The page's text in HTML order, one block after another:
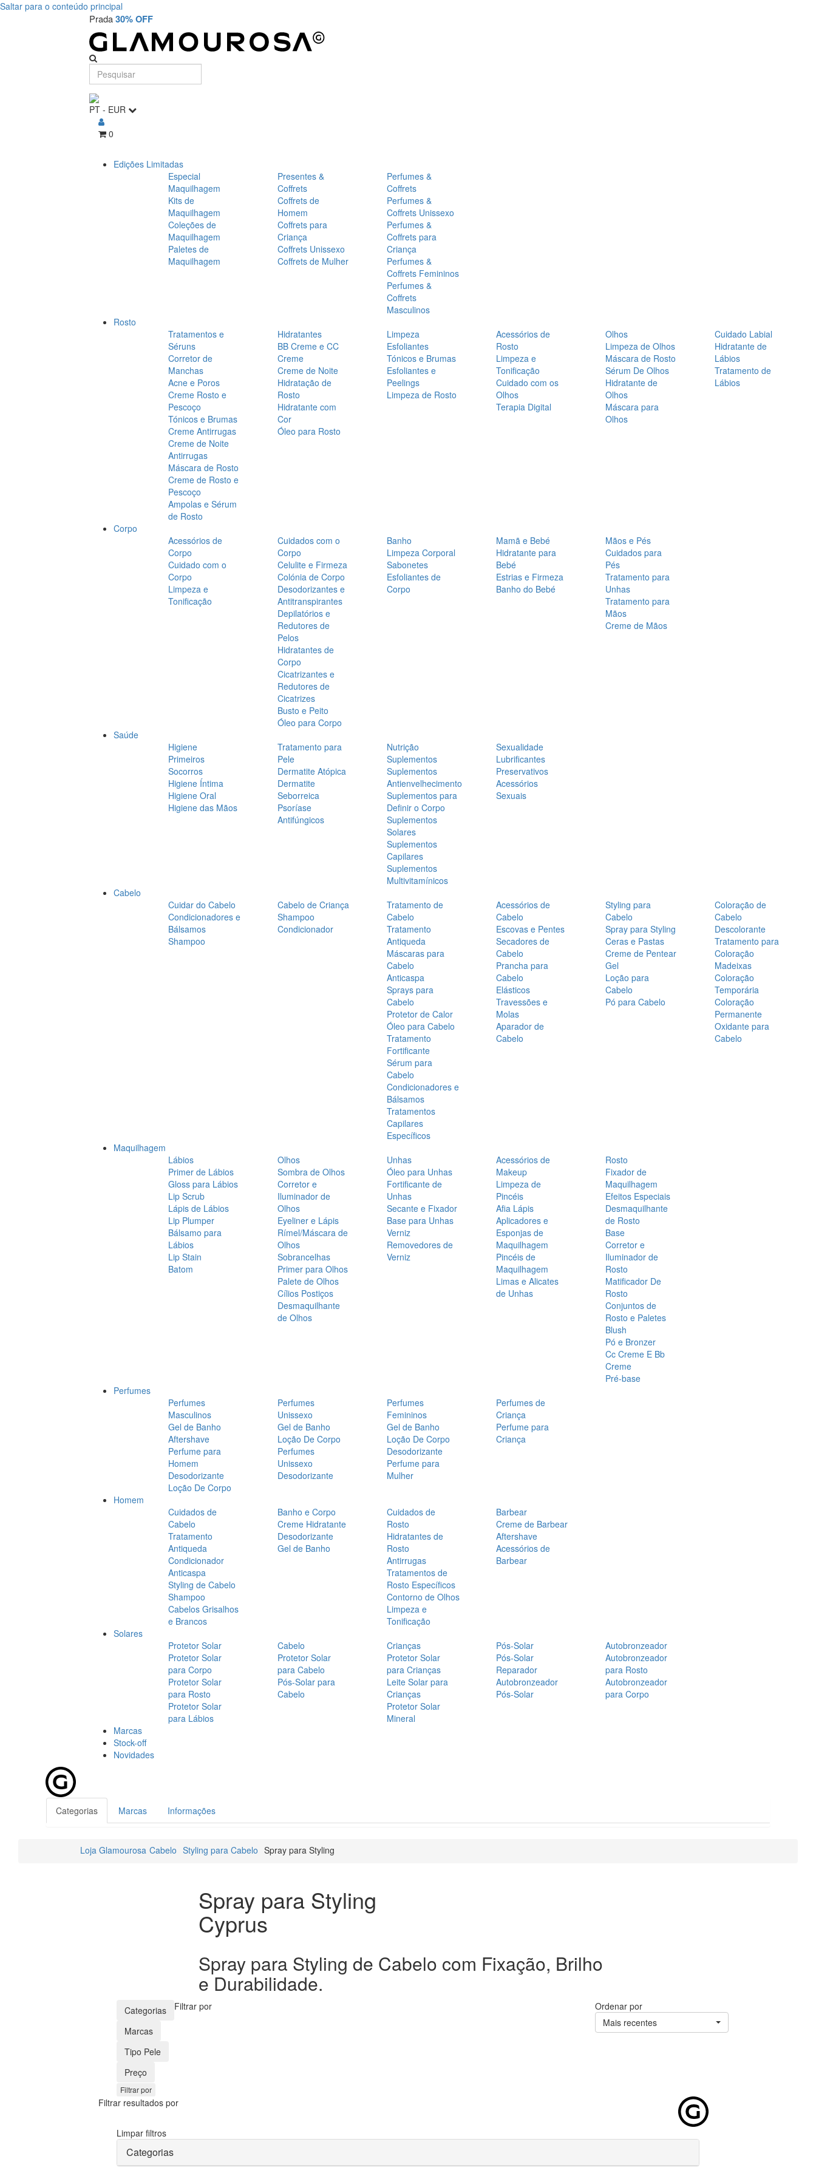
Saltar para o conteúdo principal
Prada30% OFF
PT - EUR
0
Edições Limitadas
Especial
Maquilhagem
Kits de
Maquilhagem
Coleções de
Maquilhagem
Paletes de
Maquilhagem
Presentes &
Coffrets
Coffrets de
Homem
Coffrets para
Criança
Coffrets Unissexo
Coffrets de Mulher
Perfumes &
Coffrets
Perfumes &
Coffrets Unissexo
Perfumes &
Coffrets para
Criança
Perfumes &
Coffrets Femininos
Perfumes &
Coffrets
Masculinos
Rosto
Tratamentos e
Séruns
Corretor de
Manchas
Acne e Poros
Creme Rosto e
Pescoço
Tónicos e Brumas
Creme Antirrugas
Creme de Noite
Antirrugas
Máscara de Rosto
Creme de Rosto e
Pescoço
Ampolas e Sérum
de Rosto
Hidratantes
BB Creme e CC
Creme
Creme de Noite
Hidratação de
Rosto
Hidratante com
Cor
Óleo para Rosto
Limpeza
Esfoliantes
Tónicos e Brumas
Esfoliantes e
Peelings
Limpeza de Rosto
Acessórios de
Rosto
Limpeza e
Tonificação
Cuidado com os
Olhos
Terapia Digital
Olhos
Limpeza de Olhos
Máscara de Rosto
Sérum De Olhos
Hidratante de
Olhos
Máscara para
Olhos
Cuidado Labial
Hidratante de
Lábios
Tratamento de
Lábios
Corpo
Acessórios de
Corpo
Cuidado com o
Corpo
Limpeza e
Tonificação
Cuidados com o
Corpo
Celulite e Firmeza
Colónia de Corpo
Desodorizantes e
Antitranspirantes
Depilatórios e
Redutores de
Pelos
Hidratantes de
Corpo
Cicatrizantes e
Redutores de
Cicatrizes
Busto e Peito
Óleo para Corpo
Banho
Limpeza Corporal
Sabonetes
Esfoliantes de
Corpo
Mamã e Bebé
Hidratante para
Bebé
Estrias e Firmeza
Banho do Bebé
Mãos e Pés
Cuidados para
Pés
Tratamento para
Unhas
Tratamento para
Mãos
Creme de Mãos
Saúde
Higiene
Primeiros
Socorros
Higiene Íntima
Higiene Oral
Higiene das Mãos
Tratamento para
Pele
Dermatite Atópica
Dermatite
Seborreica
Psoríase
Antifúngicos
Nutrição
Suplementos
Suplementos
Antienvelhecimento
Suplementos para
Definir o Corpo
Suplementos
Solares
Suplementos
Capilares
Suplementos
Multivitamínicos
Sexualidade
Lubrificantes
Preservativos
Acessórios
Sexuais
Cabelo
Cuidar do Cabelo
Condicionadores e
Bálsamos
Shampoo
Cabelo de Criança
Shampoo
Condicionador
Tratamento de
Cabelo
Tratamento
Antiqueda
Máscaras para
Cabelo
Anticaspa
Sprays para
Cabelo
Protetor de Calor
Óleo para Cabelo
Tratamento
Fortificante
Sérum para
Cabelo
Condicionadores e
Bálsamos
Tratamentos
Capilares
Específicos
Acessórios de
Cabelo
Escovas e Pentes
Secadores de
Cabelo
Prancha para
Cabelo
Elásticos
Travessões e
Molas
Aparador de
Cabelo
Styling para
Cabelo
Spray para Styling
Ceras e Pastas
Creme de Pentear
Gel
Loção para
Cabelo
Pó para Cabelo
Coloração de
Cabelo
Descolorante
Tratamento para
Coloração
Madeixas
Coloração
Temporária
Coloração
Permanente
Oxidante para
Cabelo
Maquilhagem
Lábios
Primer de Lábios
Gloss para Lábios
Lip Scrub
Lápis de Lábios
Lip Plumper
Bálsamo para
Lábios
Lip Stain
Batom
Olhos
Sombra de Olhos
Corretor e
Iluminador de
Olhos
Eyeliner e Lápis
Rímel/Máscara de
Olhos
Sobrancelhas
Primer para Olhos
Palete de Olhos
Cílios Postiços
Desmaquilhante
de Olhos
Unhas
Óleo para Unhas
Fortificante de
Unhas
Secante e Fixador
Base para Unhas
Verniz
Removedores de
Verniz
Acessórios de
Makeup
Limpeza de
Pincéis
Afia Lápis
Aplicadores e
Esponjas de
Maquilhagem
Pincéis de
Maquilhagem
Limas e Alicates
de Unhas
Rosto
Fixador de
Maquilhagem
Efeitos Especiais
Desmaquilhante
de Rosto
Base
Corretor e
Iluminador de
Rosto
Matificador De
Rosto
Conjuntos de
Rosto e Paletes
Blush
Pó e Bronzer
Cc Creme E Bb
Creme
Pré-base
Perfumes
Perfumes
Masculinos
Gel de Banho
Aftershave
Perfume para
Homem
Desodorizante
Loção De Corpo
Perfumes
Unissexo
Gel de Banho
Loção De Corpo
Perfumes
Unissexo
Desodorizante
Perfumes
Femininos
Gel de Banho
Loção De Corpo
Desodorizante
Perfume para
Mulher
Perfumes de
Criança
Perfume para
Criança
Homem
Cuidados de
Cabelo
Tratamento
Antiqueda
Condicionador
Anticaspa
Styling de Cabelo
Shampoo
Cabelos Grisalhos
e Brancos
Banho e Corpo
Creme Hidratante
Desodorizante
Gel de Banho
Cuidados de
Rosto
Hidratantes de
Rosto
Antirrugas
Tratamentos de
Rosto Específicos
Contorno de Olhos
Limpeza e
Tonificação
Barbear
Creme de Barbear
Aftershave
Acessórios de
Barbear
Solares
Protetor Solar
Protetor Solar
para Corpo
Protetor Solar
para Rosto
Protetor Solar
para Lábios
Cabelo
Protetor Solar
para Cabelo
Pós-Solar para
Cabelo
Crianças
Protetor Solar
para Crianças
Leite Solar para
Crianças
Protetor Solar
Mineral
Pós-Solar
Pós-Solar
Reparador
Autobronzeador
Pós-Solar
Autobronzeador
Autobronzeador
para Rosto
Autobronzeador
para Corpo
Marcas
Stock-off
Novidades
Categorias Marcas Informações
Loja Glamourosa Cabelo Styling para Cabelo Spray para Styling
Spray para Styling
Cyprus
Spray para Styling de Cabelo com Fixação, Brilho
e Durabilidade.
Filtrar por
Categorias
Marcas
Tipo Pele
Preço
Filtrar por
Ordenar por
Mais recentes
Filtrar resultados por
Limpar filtros
Categorias